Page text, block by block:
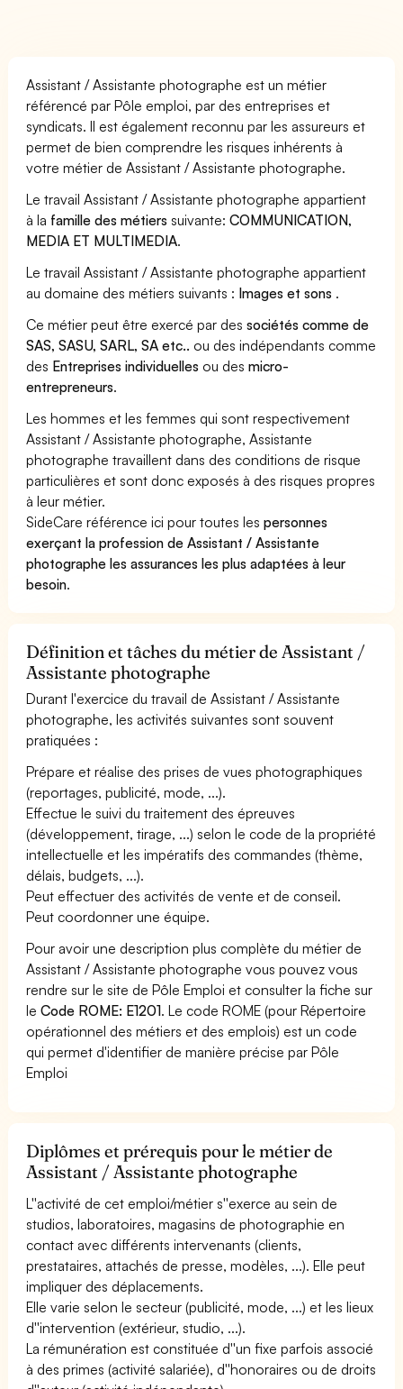
Assistant / Assistante photographe est un métier
référencé par Pôle emploi, par des entreprises et
syndicats. Il est également reconnu par les assureurs et
permet de bien comprendre les risques inhérents à
votre métier de Assistant / Assistante photographe.
Le travail Assistant / Assistante photographe appartient
à la famille des métiers suivante:COMMUNICATION,
MEDIA ET MULTIMEDIA.
Le travail Assistant / Assistante photographe appartient
au domaine des métiers suivants : Images et sons .
Ce métier peut être exercé par dessociétés comme de
SAS, SASU, SARL, SA etc.. ou des indépendants comme
des Entreprises individuelles ou desmicro-
entrepreneurs.
Les hommes et les femmes qui sont respectivement
Assistant / Assistante photographe, Assistante
photographe travaillent dans des conditions de risque
particulières et sont donc exposés à des risques propres
à leur métier.
SideCare référence ici pour toutes lespersonnes
exerçant la profession de Assistant / Assistante
photographe les assurances les plus adaptées à leur
besoin.
Définition et tâches du métier de Assistant /
Assistante photographe
Durant l'exercice du travail de Assistant / Assistante
photographe, les activités suivantes sont souvent
pratiquées :
Prépare et réalise des prises de vues photographiques
(reportages, publicité, mode, ...).
Effectue le suivi du traitement des épreuves
(développement, tirage, ...) selon le code de la propriété
intellectuelle et les impératifs des commandes (thème,
délais, budgets, ...).
Peut effectuer des activités de vente et de conseil.
Peut coordonner une équipe.
Pour avoir une description plus complète du métier de
Assistant / Assistante photographe vous pouvez vous
rendre sur le site de Pôle Emploi et consulter la fiche sur
leCode ROME: E1201. Le code ROME (pour Répertoire
opérationnel des métiers et des emplois) est un code
qui permet d'identifier de manière précise par Pôle
Emploi
Diplômes et prérequis pour le métier de
Assistant / Assistante photographe
L''activité de cet emploi/métier s''exerce au sein de
studios, laboratoires, magasins de photographie en
contact avec différents intervenants (clients,
prestataires, attachés de presse, modèles, ...). Elle peut
impliquer des déplacements.
Elle varie selon le secteur (publicité, mode, ...) et les lieux
d''intervention (extérieur, studio, ...).
La rémunération est constituée d''un fixe parfois associé
à des primes (activité salariée), d''honoraires ou de droits